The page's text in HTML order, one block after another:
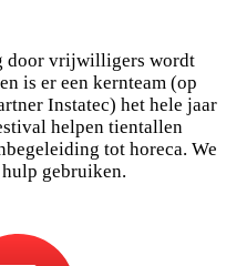
door vrijwilligers wordt
is er een kernteam (op
Instatec) het hele jaar
helpen tientallen
tot horeca. We
gebruiken.